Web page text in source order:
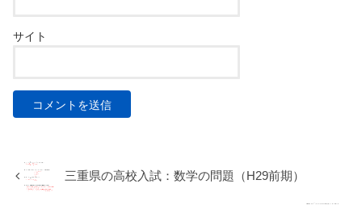
サイト
三重県の高校入試：数学の問題（H29前期）